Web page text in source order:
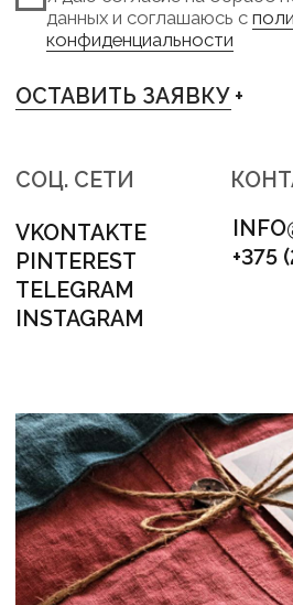
+375 (29) 623 41 51
НОМЕР ДЛЯ СВЯЗИ
INFO@FLAXECO.COM
НАШ E-MAIL
ПРОДУКЦИЯ
VKONTAKTE +
PINTEREST +
МИНСК, ЛОГОЙСКИЙ ТРАКТ 28/1
КОНТАКТЫ
ПУБЛИКАЦИИ
ДОСТАВКА И ОПЛАТА
КАК ЗДЕСЬ ВСЕ УСТРОЕНО
ПОСТЕЛЬНОЕ БЕЛЬЕ